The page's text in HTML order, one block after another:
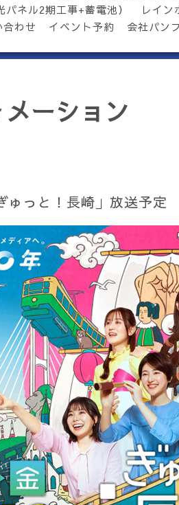
ネル2期工事+蓄電池）
レイン
合わせ イベント予約 会社パン
ーション
っと！長崎」放送予定